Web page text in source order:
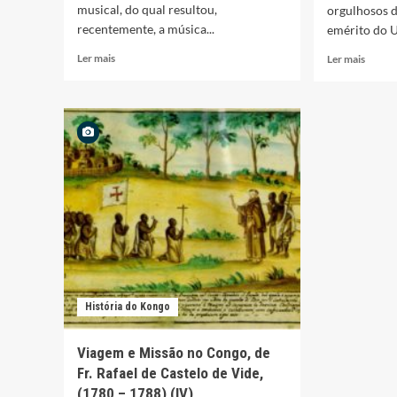
musical, do qual resultou,
recentemente, a música...
Ler maisLeia
Cantora
angolana
Nsoki
aposta
na
internacionalização
orgulhosos
emérito do
Ler maisLeia
História do Kongo
Viagem e Missão no Congo, de
Fr. Rafael de Castelo de Vide,
(1780 – 1788) (IV)